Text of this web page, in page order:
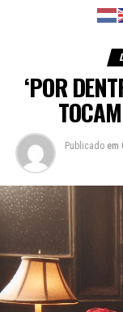
‘POR
Publicado em